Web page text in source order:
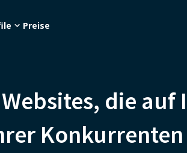
Preise
die auf